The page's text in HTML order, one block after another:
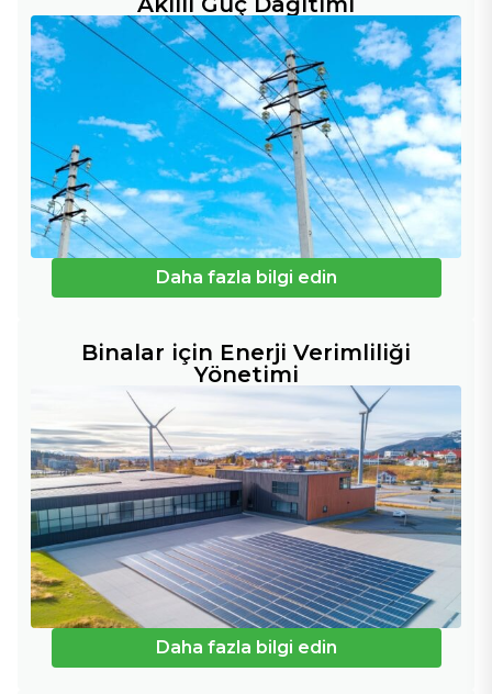
Daha fazla bilgi edin
Binalar için Enerji Verimliliği
Yönetimi
Daha fazla bilgi edin